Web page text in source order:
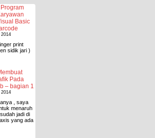
Program
Basic
2014
print
sidik jari )
Pada
– bagian 1
2014
, saya
menaruh
jadi di
yang ada